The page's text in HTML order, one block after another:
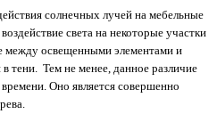
солнечных лучей на мебельные
света на некоторые участки
между освещенными элементами и
тени. Тем не менее, данное различие
Оно является совершенно